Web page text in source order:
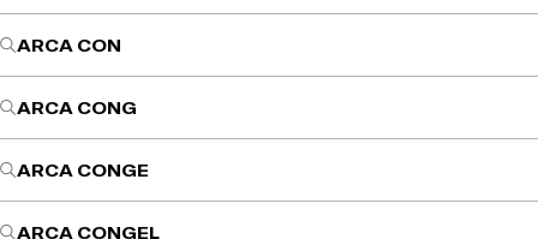
ARCA CON
ARCA CONG
ARCA CONGE
ARCA CONGEL